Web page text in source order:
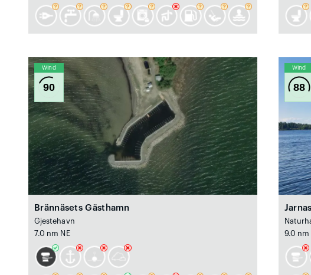
Wind
90
Brännäsets Gästhamn
Gjestehavn
7.0 nm NE
Wind
88
9.0 nm